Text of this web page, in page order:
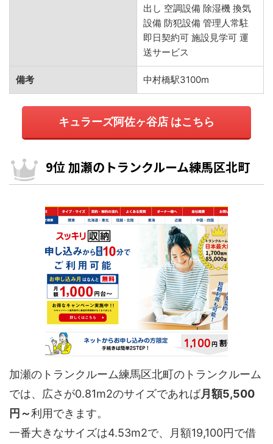
出し 空調設備 除湿機 換気
設備 防犯設備 管理人常駐
即日契約可 施設見学可 運
送サービス
備考 中村橋駅3100m
キュラーズ阿佐ヶ谷店 はこちら
9位 加瀬のトランクルーム練馬区北町
加瀬のトランクルーム練馬区北町のトランクルーム
では、広さが0.81m2のサイズであれば月額5,500
円～利用できます。
一番大きなサイズは4.53m2で、月額19,100円で借